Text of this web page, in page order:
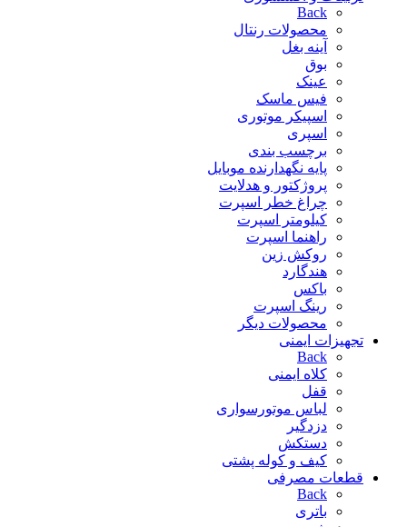
Back
محصولات رنتال
آینه بغل
بوق
عینک
فیس ماسک
اسپیکر موتوری
اسپری
برچسب بندی
پایه نگهدارنده موبایل
پروژکتور و هدلایت
چراغ خطر اسپرت
کیلومتر اسپرت
راهنما اسپرت
روکش زین
هندگارد
باکس
رینگ اسپرت
محصولات دیگر
تجهیزات ایمنی
Back
کلاه ایمنی
قفل
لباس موتورسواری
دزدگیر
دستکش
کیف و کوله پشتی
قطعات مصرفی
Back
باتری